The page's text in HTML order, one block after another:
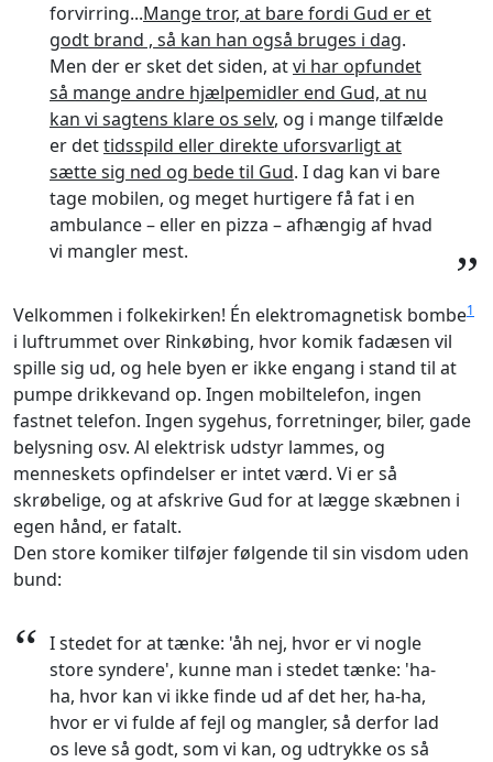
forvirring...Mange tror, at bare fordi Gud er et
godt brand , så kan han også bruges i dag.
Men der er sket det siden, atvi har opfundet
så mange andre hjælpemidler end Gud, at nu
kan vi sagtens klare os selv, og i mange tilfælde
er dettidsspild eller direkte uforsvarligt at
sætte sig ned og bede til Gud. I dag kan vi bare
tage mobilen, og meget hurtigere få fat i en
ambulance – eller en pizza – afhængig af hvad
vi mangler mest.
”
Velkommen i folkekirken! Én elektromagnetisk bombe1
i luftrummet over Rinkøbing, hvor komik fadæsen vil
spille sig ud, og hele byen er ikke engang i stand til at
pumpe drikkevand op. Ingen mobiltelefon, ingen
fastnet telefon. Ingen sygehus, forretninger, biler, gade
belysning osv. Al elektrisk udstyr lammes, og
menneskets opfindelser er intet værd. Vi er så
skrøbelige, og at afskrive Gud for at lægge skæbnen i
egen hånd, er fatalt.
Den store komiker tilføjer følgende til sin visdom uden
bund:
“ I stedet for at tænke: 'åh nej, hvor er vi nogle
store syndere', kunne man i stedet tænke: 'ha-
ha, hvor kan vi ikke finde ud af det her, ha-ha,
hvor er vi fulde af fejl og mangler, så derfor lad
os leve så godt, som vi kan, og udtrykke os så